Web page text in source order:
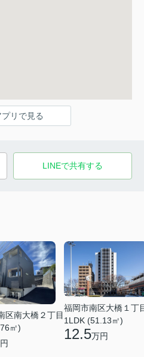
リで見る
LINEで共有する
区南大橋２丁目
㎡)
福岡市南区大橋１丁
1LDK (51.13㎡)
12.5万円